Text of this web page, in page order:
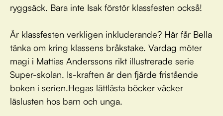
ryggsäck. Bara inte Isak förstör klassfesten också!
Är klassfesten verkligen inkluderande? Här får Bella
tänka om kring klassens bråkstake. Vardag möter
magi i Mattias Anderssons rikt illustrerade serie
Super-skolan. Is-kraften är den fjärde fristående
boken i serien.Hegas lättlästa böcker väcker
läslusten hos barn och unga.